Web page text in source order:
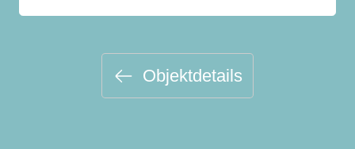
Reiseziele
Urlaubsarten
Objektdetails